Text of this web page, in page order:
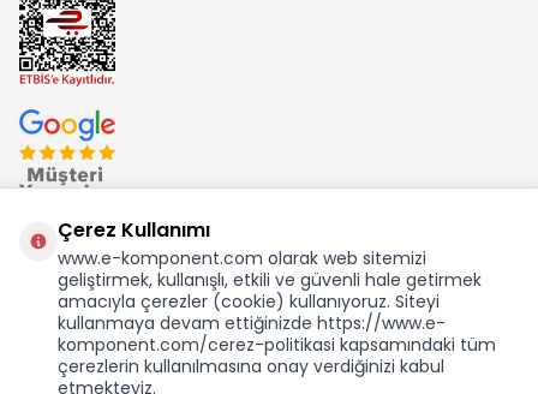
Ekom Elk. Elektronik San. ve Tic. A.Ş.'nin Tescilli Bir Markasıdır
Çerez Kullanımı
www.e-komponent.com olarak web sitemizi
geliştirmek, kullanışlı, etkili ve güvenli hale getirmek
amacıyla çerezler (cookie) kullanıyoruz. Siteyi
kullanmaya devam ettiğinizde https://www.e-
komponent.com/cerez-politikasi kapsamındaki tüm
çerezlerin kullanılmasına onay verdiğinizi kabul
etmekteyiz.